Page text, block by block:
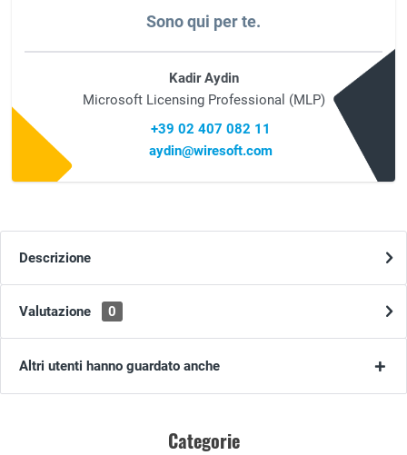
Sono qui per te.
Kadir Aydin
Microsoft Licensing Professional (MLP)
+39 02 407 082 11
aydin@wiresoft.com
Descrizione
Valutazione 0
Altri utenti hanno guardato anche
Categorie